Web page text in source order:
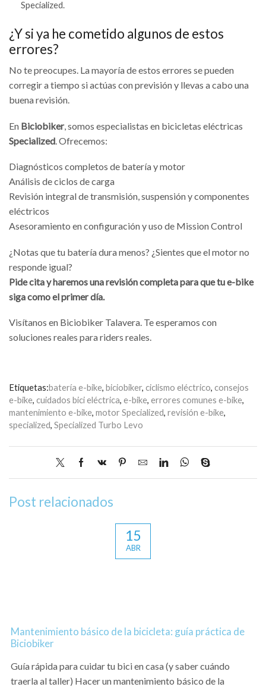
Specialized.
¿Y si ya he cometido algunos de estos
errores?
No te preocupes. La mayoría de estos errores se pueden
corregir a tiempo si actúas con previsión y llevas a cabo una
buena revisión.
En Biciobiker, somos especialistas en bicicletas eléctricas
Specialized . Ofrecemos:
Diagnósticos completos de batería y motor
Análisis de ciclos de carga
Revisión integral de transmisión, suspensión y componentes
eléctricos
Asesoramiento en configuración y uso de Mission Control
¿Notas que tu batería dura menos? ¿Sientes que el motor no
responde igual?
Pide cita y haremos una revisión completa para que tu e-bike
siga como el primer día.
Visítanos en Biciobiker Talavera. Te esperamos con
soluciones reales para riders reales.
Etiquetas:batería e-bike, biciobiker, ciclismo eléctrico, consejos
e-bike, cuidados bici eléctrica, e-bike, errores comunes e-bike,
mantenimiento e-bike, motor Specialized, revisión e-bike,
specialized, Specialized Turbo Levo
Post relacionados
15
ABR
Mantenimiento básico de la bicicleta: guía práctica de
Biciobiker
Guía rápida para cuidar tu bici en casa (y saber cuándo
traerla al taller) Hacer un mantenimiento básico de la